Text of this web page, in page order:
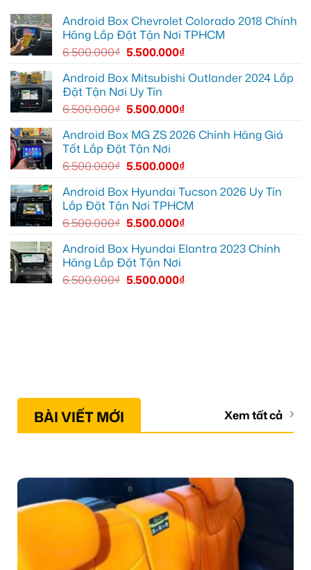
ghi
mọi
cung
tại
Quận
xem
Android
box
Geely
EX2
Quận
Gò
Vấp
xem
dẫn
đường
Android Box Chevrolet Colorado 2018 Chính
Hãng Lắp Đặt Tận Nơi TPHCM
6.500.000₫ 5.500.000₫
Android Box Mitsubishi Outlander 2024 Lắp
Đặt Tận Nơi Uy Tín
6.500.000₫ 5.500.000₫
Android Box MG ZS 2026 Chính Hãng Giá
Tốt Lắp Đặt Tận Nơi
6.500.000₫ 5.500.000₫
Android Box Hyundai Tucson 2026 Uy Tín
Lắp Đặt Tận Nơi TPHCM
6.500.000₫ 5.500.000₫
Android Box Hyundai Elantra 2023 Chính
Hãng Lắp Đặt Tận Nơi
6.500.000₫ 5.500.000₫
BÀI VIẾT MỚI Xem tất cả